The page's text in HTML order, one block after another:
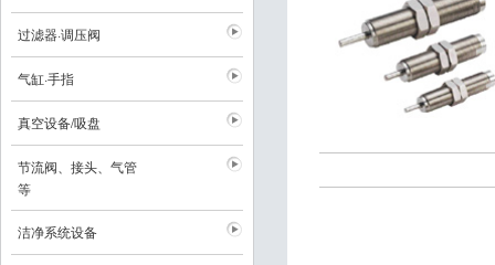
过滤器·调压阀
气缸·手指
真空设备/吸盘
节流阀、接头、气管
等
洁净系统设备